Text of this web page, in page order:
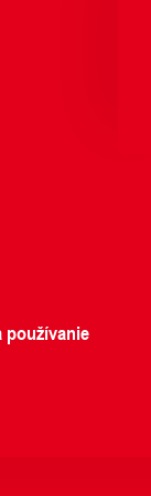
používanie